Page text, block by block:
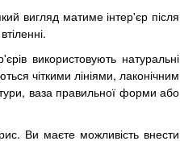
вигляд матиме інтер'єр після
використовують натуральні
чіткими лініями, лаконічним
ваза правильної форми або
Ви маєте можливість внести